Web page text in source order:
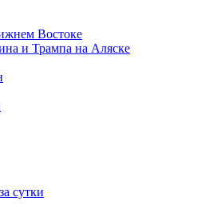
Востоке
и Трампа на Аляске
сутки